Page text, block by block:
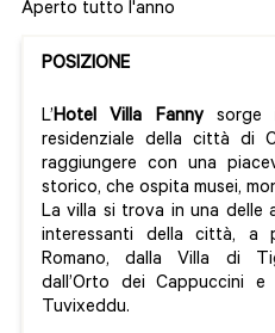
Aperto tutto l'anno
POSIZIONE
L’Hotel Villa Fannysorge
residenziale della città di
raggiungere con una
storico, che ospita musei,
La villa si trova in una delle
interessanti della città, a
Romano, dalla Villa di
dall’Orto dei Cappuccini
Tuvixeddu.